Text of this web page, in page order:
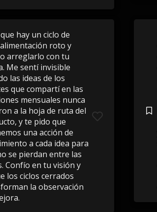
hay un ciclo de
roto y
arreglarlo con tu
Me sentí invisible
las ideas de los
que compartí en las
mensuales nunca
a la hoja de ruta del
y te pido que
una acción de
a cada idea para
se pierdan entre las
Confío en tu visión y
los ciclos cerrados
la observación